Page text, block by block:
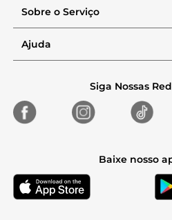
Sobre o Serviço
Ajuda
Siga Nossas
Baixe nosso